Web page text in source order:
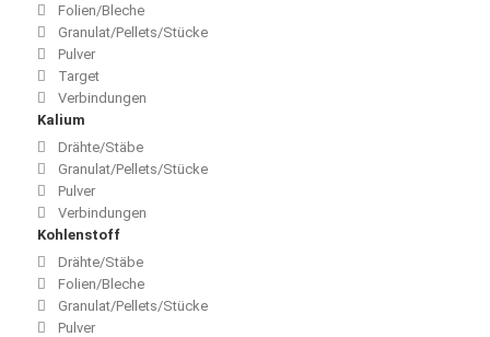
Folien/Bleche
Granulat/Pellets/Stücke
Pulver
Target
Verbindungen
Kalium
Drähte/Stäbe
Granulat/Pellets/Stücke
Pulver
Verbindungen
Kohlenstoff
Drähte/Stäbe
Folien/Bleche
Granulat/Pellets/Stücke
Pulver